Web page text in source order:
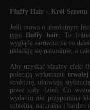
Fluffy Hair – Król Sezonu
Jeśli mowa o absolutnym
typu fluffy hair. To
wygląda zarówno na co
układają się naturalnie, a
Aby uzyskać idealny efekt
polecają wykonanie
strukturę, ułatwiają
przez cały dzień. Co
wydaniu nie przypomina
subtelna, naturalna i bardzo